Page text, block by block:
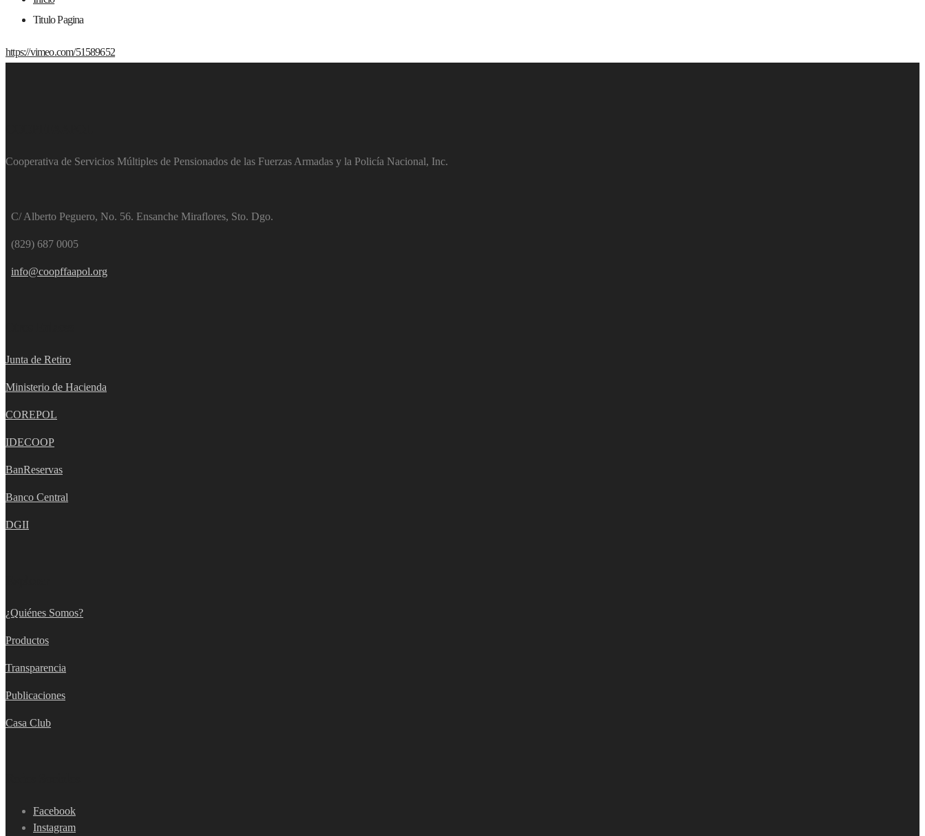
Titulo Pagina
https://vimeo.com/51589652
Cooperativa de Servicios Múltiples de Pensionados de las Fuerzas Armadas y la Policía Nacional, Inc.
C/ Alberto Peguero, No. 56. Ensanche Miraflores, Sto. Dgo.
(829) 687 0005
info@coopffaapol.org
Junta de Retiro
Ministerio de Hacienda
COREPOL
IDECOOP
BanReservas
Banco Central
DGII
¿Quiénes Somos?
Productos
Transparencia
Publicaciones
Casa Club
Facebook
Instagram